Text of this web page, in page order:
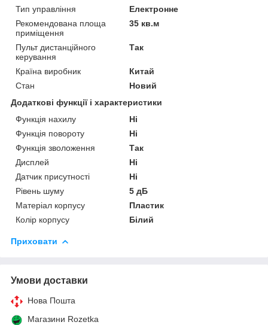
Тип управління
Електронне
Рекомендована площа
приміщення
35 кв.м
Пульт дистанційного
керування
Так
Країна виробник
Китай
Стан
Новий
Додаткові функції і характеристики
Функція нахилу
Ні
Функція повороту
Ні
Функція зволоження
Так
Дисплей
Ні
Датчик присутності
Ні
Рівень шуму
5 дБ
Матеріал корпусу
Пластик
Колір корпусу
Білий
Приховати
Умови доставки
Нова Пошта
Магазини Rozetka